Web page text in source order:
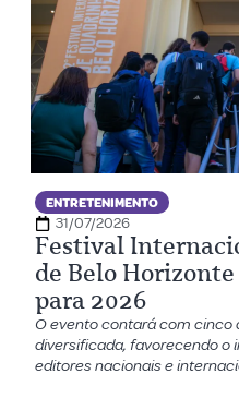
ENTRETENIMENTO
31/07/2026
Festival
de Belo
para 2026
O evento contará com cinco
diversificada, favorecendo
editores nacionais e